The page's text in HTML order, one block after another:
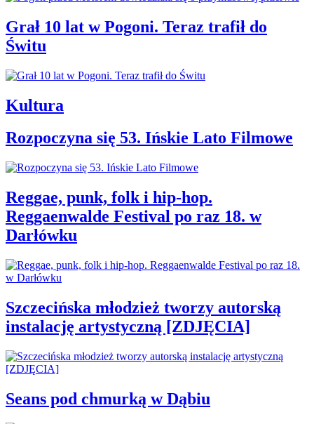
Grał 10 lat w Pogoni. Teraz trafił do
Świtu
Kultura
Rozpoczyna się 53. Ińskie Lato Filmowe
Reggae, punk, folk i hip-hop.
Reggaenwalde Festival po raz 18. w
Darłówku
Szczecińska młodzież tworzy autorską
instalację artystyczną [ZDJĘCIA]
Seans pod chmurką w Dąbiu